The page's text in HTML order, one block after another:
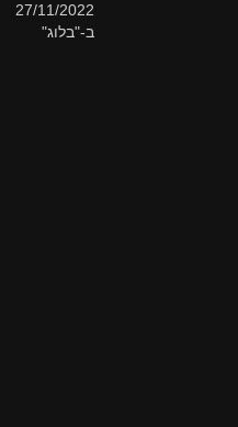
27/11/2022
ב-"בלוג"